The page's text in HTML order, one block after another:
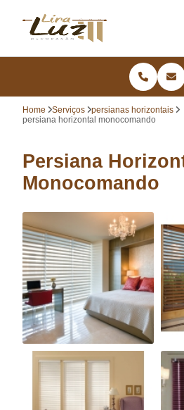
Home Serviços
persianas horizontais
persiana horizontal monocomando
Persiana
Monocomando